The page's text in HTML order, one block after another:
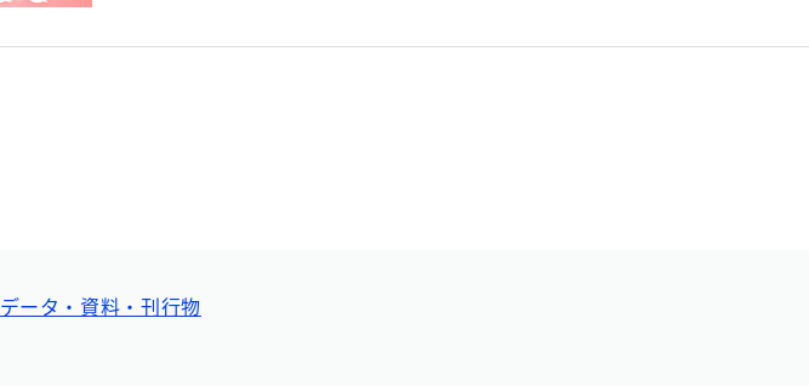
データ・資料・刊行物